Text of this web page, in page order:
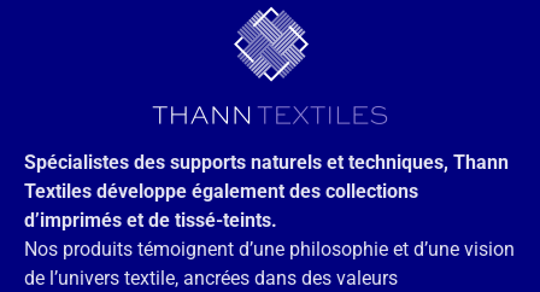
Spécialistes des supports naturels et techniques, Thann
Textiles développe également des collections
d’imprimés et de tissé-teints.
Nos produits témoignent d’une philosophie et d’une vision
de l’univers textile, ancrées dans des valeurs